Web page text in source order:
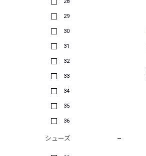
29
30
31
32
33
34
35
36
シューズ